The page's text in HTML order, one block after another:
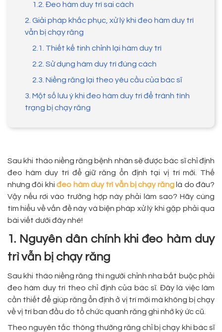
1.2. Đeo hàm duy trì sai cách
2. Giải pháp khắc phục, xử lý khi đeo hàm duy trì
vẫn bị chạy răng
2.1. Thiết kế tinh chỉnh lại hàm duy trì
2.2. Sử dụng hàm duy trì đúng cách
2.3. Niềng răng lại theo yêu cầu của bác sĩ
3. Một số lưu ý khi đeo hàm duy trì để tránh tình
trạng bị chạy răng
Sau khi tháo niềng răng bệnh nhân sẽ được bác sĩ chỉ định
đeo hàm duy trì để giữ răng ổn định tại vị trí mới. Thế
nhưng đôi khiđeo hàm duy trì vẫn bị chạy rănglà do đâu?
Vậy nếu rơi vào trường hợp này phải làm sao? Hãy cùng
tìm hiểu về vấn đề này và biện pháp xử lý khi gặp phải qua
bài viết dưới đây nhé!
1. Nguyên dân chính khi đeo hàm duy
trì vẫn bị chạy răng
Sau khi tháo niềng răng thì người chỉnh nha bắt buộc phải
đeo hàm duy trì theo chỉ định của bác sĩ. Đây là việc làm
cần thiết để giúp răng ổn định ở vị trí mới mà không bị chạy
về vị trí ban đầu do tổ chức quanh răng ghi nhớ ký ức cũ.
Theo nguyên tắc thông thường răng chỉ bị chạy khi bác sĩ